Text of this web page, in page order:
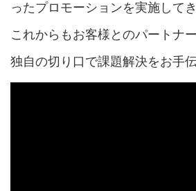
ったプロモーションを実施してき
これからもお客様とのパートナ
独自の切り口で課題解決をお手